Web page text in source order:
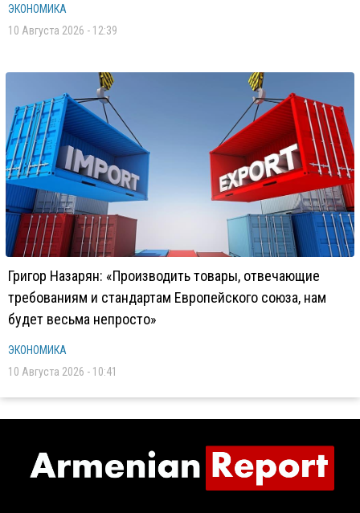
ЭКОНОМИКА
10 Августа 2026 - 12:39
Григор Назарян: «Производить товары, отвечающие
требованиям и стандартам Европейского союза, нам
будет весьма непросто»
ЭКОНОМИКА
10 Августа 2026 - 10:41